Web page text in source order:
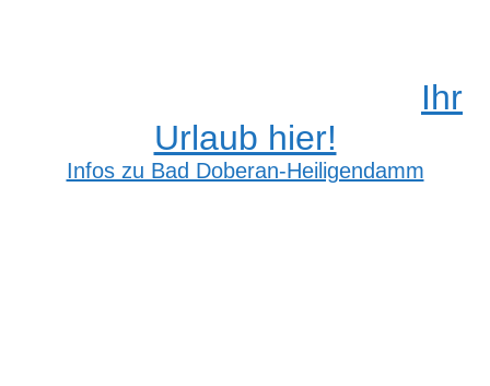
Ihr
Urlaub hier!
Infos zu Bad Doberan-Heiligendamm